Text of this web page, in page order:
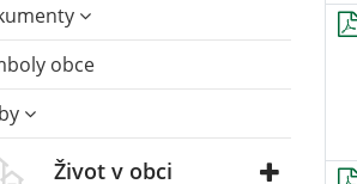
obce
Život v obci